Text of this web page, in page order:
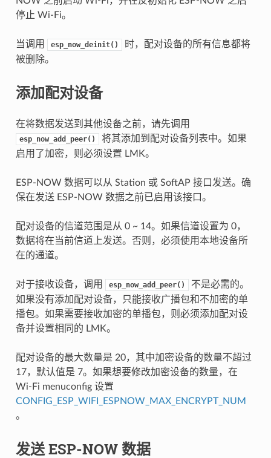
停止 Wi-Fi。
当调用 esp_now_deinit()
时，配对设备的所有信息都将
被删除。
添加配对设备
在将数据发送到其他设备之前，请先调用
esp_now_add_peer()
将其添加到配对设备列表中。如果
启用了加密，则必须设置 LMK。
ESP-NOW 数据可以从 Station 或 SoftAP 接口发送。确
保在发送 ESP-NOW 数据之前已启用该接口。
配对设备的信道范围是从 0 ~ 14。如果信道设置为 0，
数据将在当前信道上发送。否则，必须使用本地设备所
在的通道。
对于接收设备，调用 esp_now_add_peer()
不是必需的。
如果没有添加配对设备，只能接收广播包和不加密的单
播包。如果需要接收加密的单播包，则必须添加配对设
备并设置相同的 LMK。
配对设备的最大数量是 20，其中加密设备的数量不超过
17，默认值是 7。如果想要修改加密设备的数量，在
Wi-Fi menuconfig 设置
CONFIG_ESP_WIFI_ESPNOW_MAX_ENCRYPT_NUM
。
发送 ESP-NOW 数据